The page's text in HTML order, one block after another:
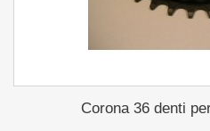
Corona 36 denti